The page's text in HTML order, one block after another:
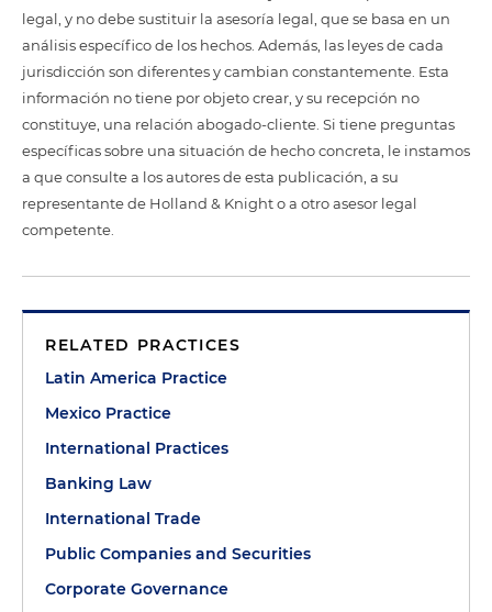
legal, y no debe sustituir la asesoría legal, que se basa en un
análisis específico de los hechos. Además, las leyes de cada
jurisdicción son diferentes y cambian constantemente. Esta
información no tiene por objeto crear, y su recepción no
constituye, una relación abogado-cliente. Si tiene preguntas
específicas sobre una situación de hecho concreta, le instamos
a que consulte a los autores de esta publicación, a su
representante de Holland & Knight o a otro asesor legal
competente.
RELATED PRACTICES
Latin America Practice
Mexico Practice
International Practices
Banking Law
International Trade
Public Companies and Securities
Corporate Governance